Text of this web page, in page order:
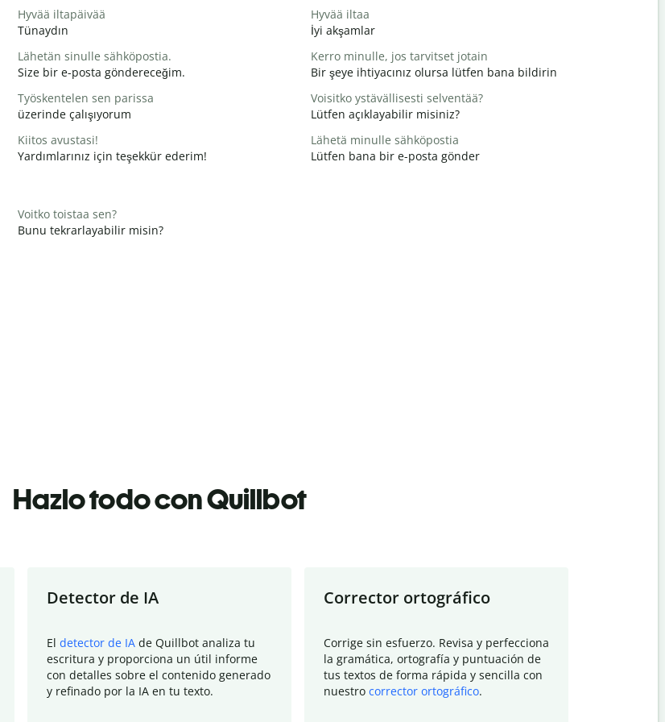
Hyvää iltapäivää
Tünaydın
Hyvää iltaa
İyi akşamlar
Lähetän sinulle sähköpostia.
Size bir e-posta göndereceğim.
Kerro minulle, jos tarvitset jotain
Bir şeye ihtiyacınız olursa lütfen bana bildirin
Työskentelen sen parissa
üzerinde çalışıyorum
Voisitko ystävällisesti selventää?
Lütfen açıklayabilir misiniz?
Kiitos avustasi!
Yardımlarınız için teşekkür ederim!
Lähetä minulle sähköpostia
Lütfen bana bir e-posta gönder
Voitko toistaa sen?
Bunu tekrarlayabilir misin?
Hazlo todo con Quillbot
Detector de IA
El detector de IA de Quillbot analiza tu
escritura y proporciona un útil informe
con detalles sobre el contenido generado
y refinado por la IA en tu texto.
Corrector ortográfico
Corrige sin esfuerzo. Revisa y perfecciona
la gramática, ortografía y puntuación de
tus textos de forma rápida y sencilla con
nuestro corrector ortográfico.